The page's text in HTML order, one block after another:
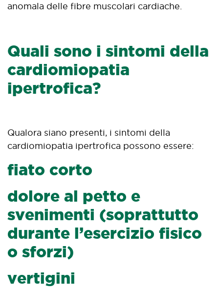
anomala delle fibre muscolari cardiache.
Quali sono i sintomi della
cardiomiopatia
ipertrofica?
Qualora siano presenti, i sintomi della
cardiomiopatia ipertrofica possono essere:
fiato corto
dolore al petto e
svenimenti (soprattutto
durante l’esercizio fisico
o sforzi)
vertigini